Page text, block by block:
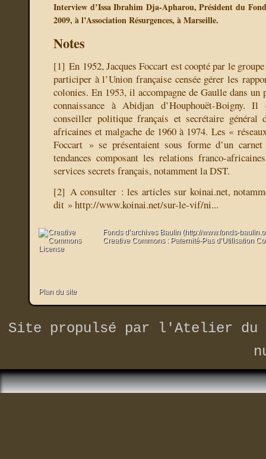
Interview d’Issa Ibrahim Dja-Apharou, Président du
2009, à l’Association Résurgences, à Marseille.
Notes
[1]En 1952, Jacques Foccart est coopté par le
participer à l’Union française censée gérer les
colonies. En 1953, il accompagne de Gaulle dans
connaissance à Abidjan d’Houphouët-Boigny.
conseiller politique français et secrétaire général
africaines et malgache de 1960 à 1974. Les «
Foccart » se présentaient sous forme d’un carnet
tendances composant les relations franco-
services secrets français, notamment la DST.
[2] A consulter : les articles sur koinai.net,
dit »http://www.koinai.net/sur-le-vif/ni...
Fonds d’archives Baulin (http://www.fonds-
Creative Commons : Paternité-Pas d’Utilisation
Plan du site
Site propulsé par
l'Atelier du